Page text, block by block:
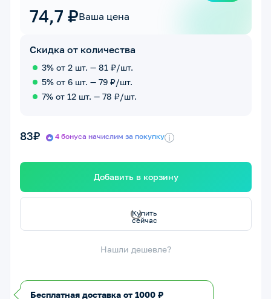
74,7 ₽Ваша цена
Скидка от количества
3% от 2 шт. — 81 ₽/шт.
5% от 6 шт. — 79 ₽/шт.
7% от 12 шт. — 78 ₽/шт.
83₽ 4 бонуса начислим за покупку i
Добавить в корзину
К
у
п
и
ть
с
е
й
ч
а
с
Нашли дешевле?
Бесплатная доставка от 1000 ₽